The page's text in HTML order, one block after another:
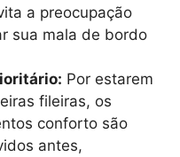
a preocupação
sua mala de bordo
Por estarem
fileiras, os
conforto são
antes,